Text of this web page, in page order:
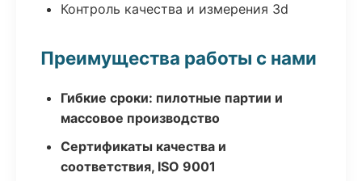
Контроль качества и измерения 3d
Преимущества работы с нами
Гибкие сроки: пилотные партии и
массовое производство
Сертификаты качества и
соответствия, ISO 9001